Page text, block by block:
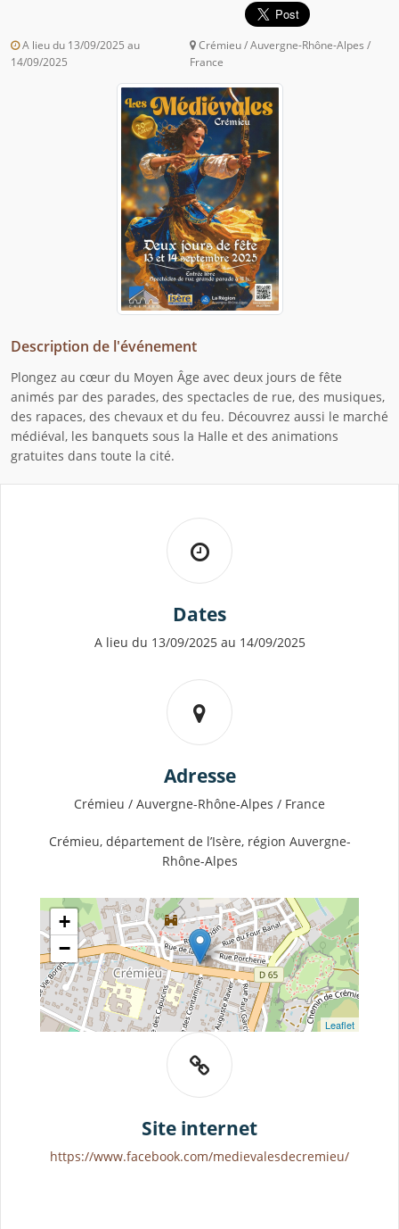
A lieu du 13/09/2025 au
14/09/2025
Crémieu / Auvergne-Rhône-Alpes /
France
Description de l'événement
Plongez au cœur du Moyen Âge avec deux jours de fête
animés par des parades, des spectacles de rue, des musiques,
des rapaces, des chevaux et du feu. Découvrez aussi le marché
médiéval, les banquets sous la Halle et des animations
gratuites dans toute la cité.
Dates
A lieu du 13/09/2025 au 14/09/2025
Adresse
Crémieu / Auvergne-Rhône-Alpes / France
Crémieu, département de l’Isère, région Auvergne-
Rhône-Alpes
+
−
Leaflet
Site internet
https://www.facebook.com/medievalesdecremieu/